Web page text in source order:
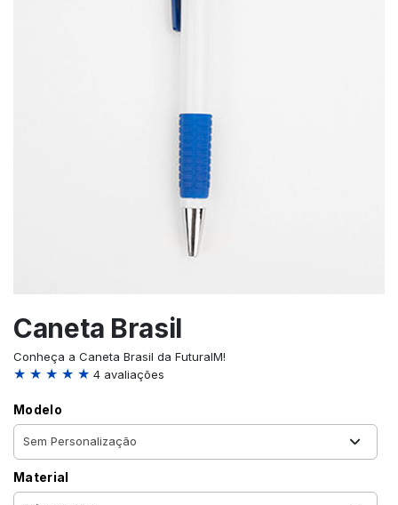
Caneta Brasil
Conheça a Caneta Brasil da FuturaIM!
★ ★ ★ ★ ★ 4 avaliações
Modelo
Material